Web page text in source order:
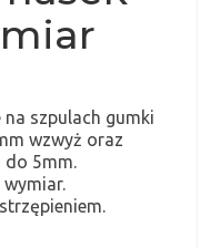
szpulach gumki
wzwyż oraz
do 5mm.
wymiar.